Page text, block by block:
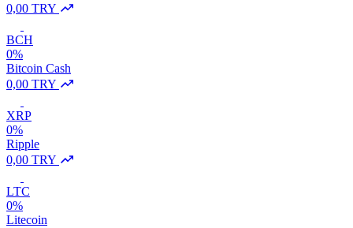
0,00 TRY
BCH
0%
Bitcoin Cash
0,00 TRY
XRP
0%
Ripple
0,00 TRY
LTC
0%
Litecoin